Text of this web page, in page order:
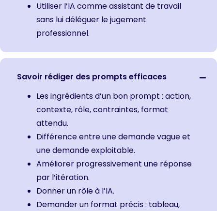
Utiliser l’IA comme assistant de travail
sans lui déléguer le jugement
professionnel.
Savoir rédiger des prompts efficaces
Les ingrédients d’un bon prompt : action,
contexte, rôle, contraintes, format
attendu.
Différence entre une demande vague et
une demande exploitable.
Améliorer progressivement une réponse
par l’itération.
Donner un rôle à l’IA.
Demander un format précis : tableau,